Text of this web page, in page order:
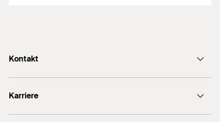
Kontakt
+49 7443 12-0
Karriere